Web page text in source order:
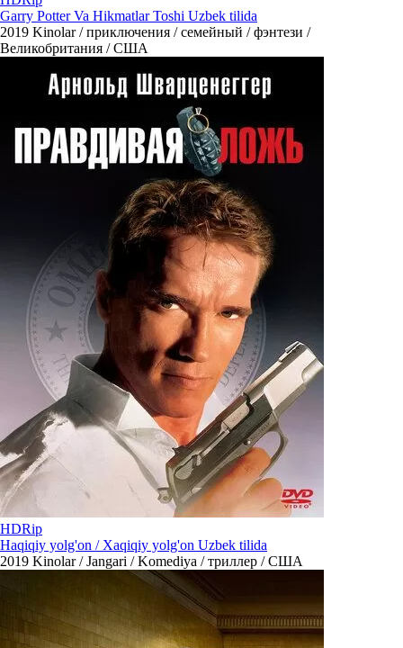
Garry Potter Va Hikmatlar Toshi Uzbek tilida
2019 Kinolar / приключения / семейный / фэнтези /
Великобритания / США
HDRip
Haqiqiy yolg'on / Xaqiqiy yolg'on Uzbek tilida
2019 Kinolar / Jangari / Komediya / триллер / США